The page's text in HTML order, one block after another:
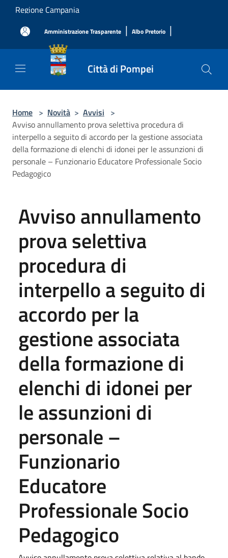
Salta al contenuto principale
Regione Campania
Amministrazione Trasparente | Albo Pretorio |
Città di Pompei
Home > Novità > Avvisi >
Avviso annullamento prova selettiva procedura di
interpello a seguito di accordo per la gestione associata
della formazione di elenchi di idonei per le assunzioni di
personale – Funzionario Educatore Professionale Socio
Pedagogico
Avviso annullamento
prova selettiva
procedura di
interpello a seguito di
accordo per la
gestione associata
della formazione di
elenchi di idonei per
le assunzioni di
personale –
Funzionario
Educatore
Professionale Socio
Pedagogico